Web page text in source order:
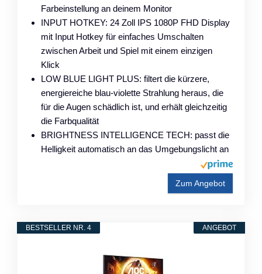
Farbeinstellung an deinem Monitor
INPUT HOTKEY: 24 Zoll IPS 1080P FHD Display
mit Input Hotkey für einfaches Umschalten
zwischen Arbeit und Spiel mit einem einzigen
Klick
LOW BLUE LIGHT PLUS: filtert die kürzere,
energiereiche blau-violette Strahlung heraus, die
für die Augen schädlich ist, und erhält gleichzeitig
die Farbqualität
BRIGHTNESS INTELLIGENCE TECH: passt die
Helligkeit automatisch an das Umgebungslicht an
Zum Angebot
ANGEBOT
BESTSELLER NR. 4